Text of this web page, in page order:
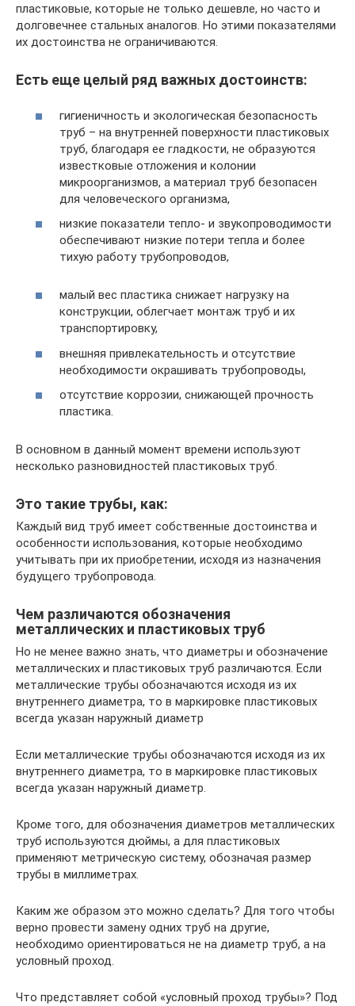
пластиковые, которые не только дешевле, но часто и
долговечнее стальных аналогов. Но этими показателями
их достоинства не ограничиваются.
Есть еще целый ряд важных достоинств:
гигиеничность и экологическая безопасность
труб – на внутренней поверхности пластиковых
труб, благодаря ее гладкости, не образуются
известковые отложения и колонии
микроорганизмов, а материал труб безопасен
для человеческого организма,
низкие показатели тепло- и звукопроводимости
обеспечивают низкие потери тепла и более
тихую работу трубопроводов,
малый вес пластика снижает нагрузку на
конструкции, облегчает монтаж труб и их
транспортировку,
внешняя привлекательность и отсутствие
необходимости окрашивать трубопроводы,
отсутствие коррозии, снижающей прочность
пластика.
В основном в данный момент времени используют
несколько разновидностей пластиковых труб.
Это такие трубы, как:
Каждый вид труб имеет собственные достоинства и
особенности использования, которые необходимо
учитывать при их приобретении, исходя из назначения
будущего трубопровода.
Чем различаются обозначения
металлических и пластиковых труб
Но не менее важно знать, что диаметры и обозначение
металлических и пластиковых труб различаются. Если
металлические трубы обозначаются исходя из их
внутреннего диаметра, то в маркировке пластиковых
всегда указан наружный диаметр
Если металлические трубы обозначаются исходя из их
внутреннего диаметра, то в маркировке пластиковых
всегда указан наружный диаметр.
Кроме того, для обозначения диаметров металлических
труб используются дюймы, а для пластиковых
применяют метрическую систему, обозначая размер
трубы в миллиметрах.
Каким же образом это можно сделать? Для того чтобы
верно провести замену одних труб на другие,
необходимо ориентироваться не на диаметр труб, а на
условный проход.
Что представляет собой «условный проход трубы»? Под